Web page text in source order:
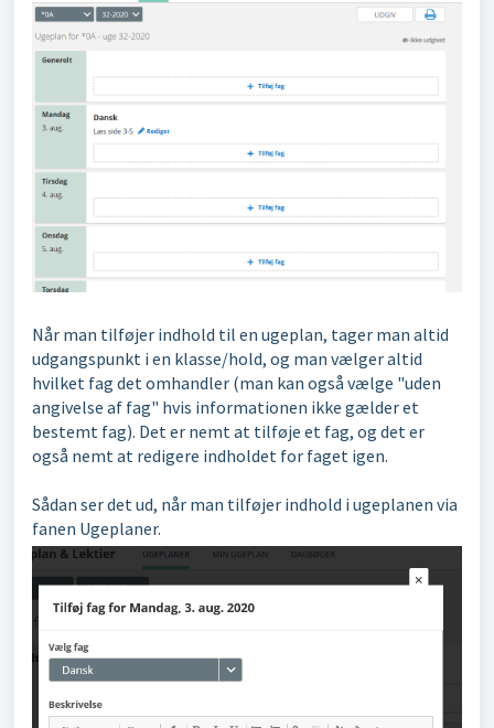
Når man tilføjer indhold til en ugeplan, tager man altid
udgangspunkt i en klasse/hold, og man vælger altid
hvilket fag det omhandler (man kan også vælge "uden
angivelse af fag" hvis informationen ikke gælder et
bestemt fag). Det er nemt at tilføje et fag, og det er
også nemt at redigere indholdet for faget igen.
Sådan ser det ud, når man tilføjer indhold i ugeplanen via
fanen Ugeplaner.